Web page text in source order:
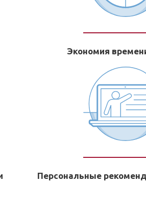
Экономия
Персональные